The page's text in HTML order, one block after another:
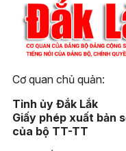
Cơ quan chủ quản:
Tỉnh ủy Đắk Lắk
Giấy phép xuất bản
của bộ TT-TT